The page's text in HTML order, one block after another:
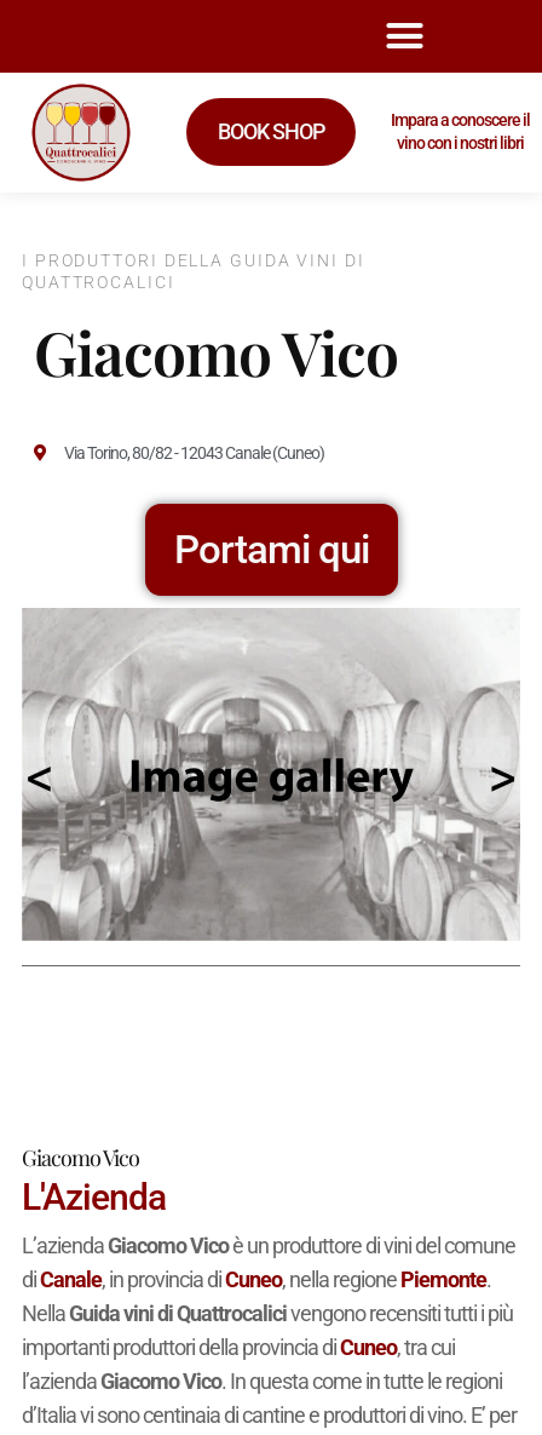
BOOK SHOP
Impara a conoscere il
vino con i nostri libri
I PRODUTTORI DELLA GUIDA VINI DI
QUATTROCALICI
Giacomo Vico
Via Torino, 80/82 - 12043 Canale (Cuneo)
Portami qui
Giacomo Vico
L'Azienda
L’aziendaGiacomo Vicoè un produttore di vini del comune
diCanale, in provincia diCuneo, nella regionePiemonte.
NellaGuida vini di Quattrocalicivengono recensiti tutti i più
importanti produttori della provincia diCuneo, tra cui
l’aziendaGiacomo Vico. In questa come in tutte le regioni
d’Italia vi sono centinaia di cantine e produttori di vino. E’ per